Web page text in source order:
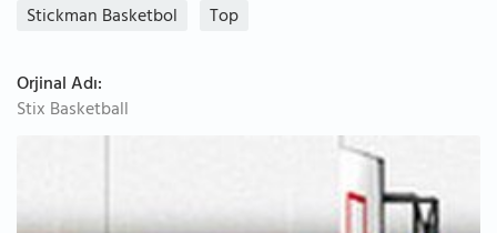
Stickman Basketbol
Top
Orjinal Adı:
Stix Basketball